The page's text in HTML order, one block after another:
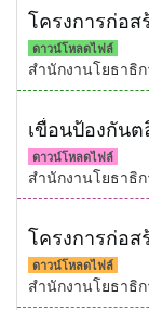
ดาวน์โหลดไฟล์
สำนักงานโยธาธิ
ดาวน์โหลดไฟล์
สำนักงานโยธาธิ
ดาวน์โหลดไฟล์
สำนักงานโยธาธิ